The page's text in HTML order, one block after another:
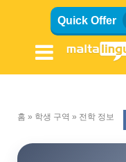
츠
Quick Offer
동
홈 학생 구역 전학 정보